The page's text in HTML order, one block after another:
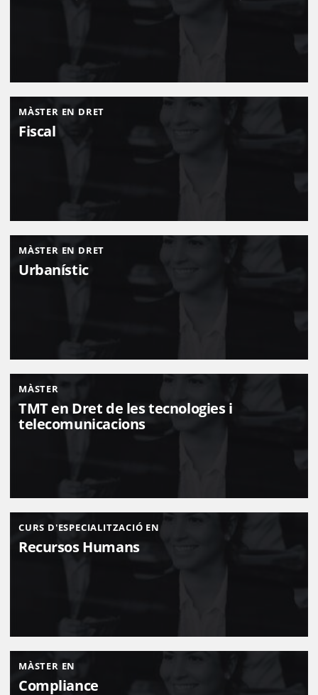
MÀSTER EN DRET
Fiscal
MÀSTER EN DRET
Urbanístic
MÀSTER
TMT en Dret de les tecnologies i
telecomunicacions
CURS D'ESPECIALITZACIÓ EN
Recursos Humans
MÀSTER EN
Compliance